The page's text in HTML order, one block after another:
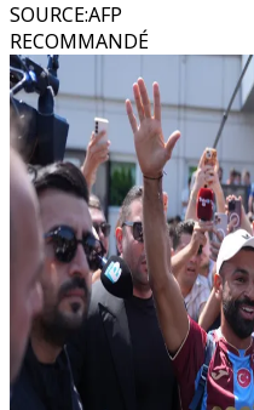
SOURCE:AFP
RECOMMANDÉ